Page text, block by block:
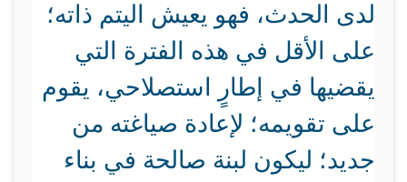
لدى الحدث، فهو يعيش اليتم ذاته؛
على الأقل في هذه الفترة التي
يقضيها في إطارٍ استصلاحي، يقوم
على تقويمه؛ لإعادة صياغته من
جديد؛ ليكون لبنة صالحة في بناء